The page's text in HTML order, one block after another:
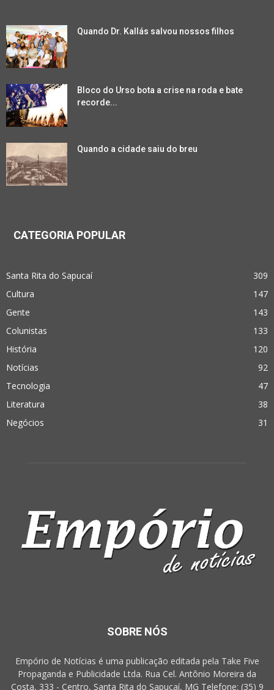
Quando Dr. Kallás salvou nossos filhos
Bloco do Urso bota a crise na roda e bate
recorde...
Quando a cidade saiu do breu
CATEGORIA POPULAR
Santa Rita do Sapucaí
309
Cultura
147
Gente
143
Colunistas
133
História
120
Notícias
92
Tecnologia
47
Literatura
38
Negócios
31
SOBRE NÓS
Empório de Notícias é uma publicação editada pela Take Five
Propaganda e Publicidade Ltda. Rua Cel. Antônio Moreira da
Costa, 333 - Centro, Santa Rita do Sapucaí, MG Telefone: (35) 9